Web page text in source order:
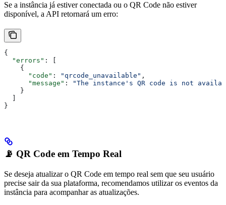
Se a instância já estiver conectada ou o QR Code não estiver
disponível, a API retornará um erro:
{
  "errors"
: [
    {
      "code"
: "qrcode_unavailable" ,
      "message"
:
"The instance's QR code is not
    }
}
📡 QR Code em Tempo Real
Se deseja atualizar o QR Code em tempo real sem que seu usuário
precise sair da sua plataforma, recomendamos utilizar os eventos da
instância para acompanhar as atualizações.